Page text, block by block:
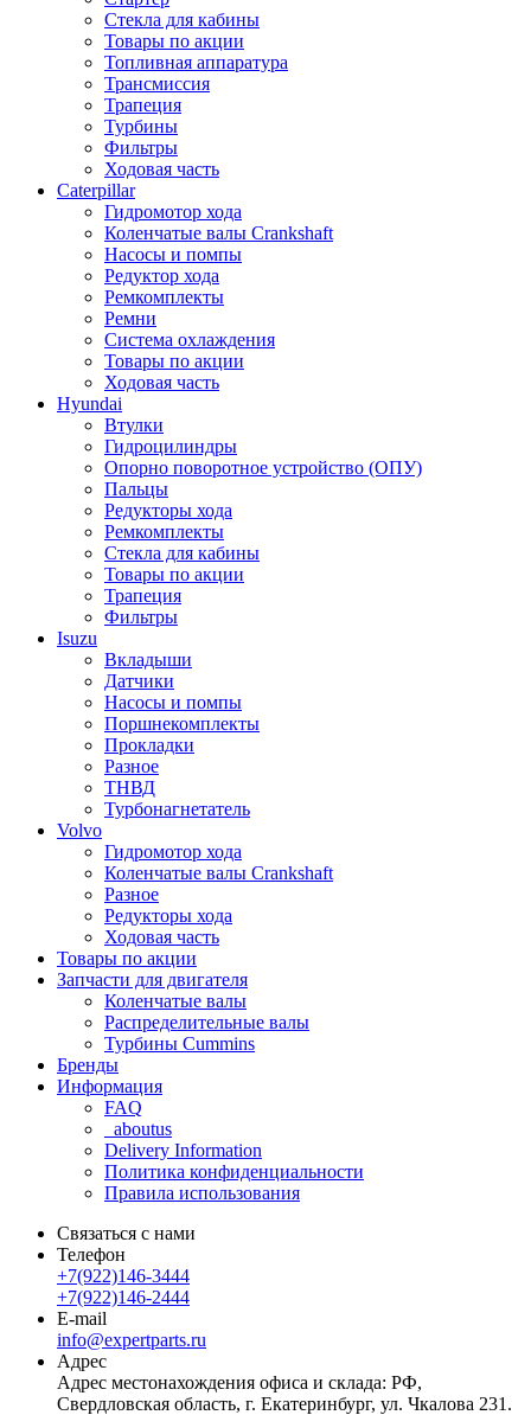
Стекла для кабины
Товары по акции
Топливная аппаратура
Трансмиссия
Трапеция
Турбины
Фильтры
Ходовая часть
Caterpillar
Гидромотор хода
Коленчатые валы Crankshaft
Насосы и помпы
Редуктор хода
Ремкомплекты
Ремни
Система охлаждения
Товары по акции
Ходовая часть
Hyundai
Втулки
Гидроцилиндры
Опорно поворотное устройство (ОПУ)
Пальцы
Редукторы хода
Ремкомплекты
Стекла для кабины
Товары по акции
Трапеция
Фильтры
Isuzu
Вкладыши
Датчики
Насосы и помпы
Поршнекомплекты
Прокладки
Разное
ТНВД
Турбонагнетатель
Volvo
Гидромотор хода
Коленчатые валы Crankshaft
Разное
Редукторы хода
Ходовая часть
Товары по акции
Запчасти для двигателя
Коленчатые валы
Распределительные валы
Турбины Cummins
Бренды
Информация
FAQ
_aboutus
Delivery Information
Политика конфиденциальности
Правила использования
Связаться с нами
Телефон
+7(922)146-3444
+7(922)146-2444
E-mail
info@expertparts.ru
Адрес
Адрес местонахождения офиса и склада: РФ,
Свердловская область, г. Екатеринбург, ул. Чкалова 231.